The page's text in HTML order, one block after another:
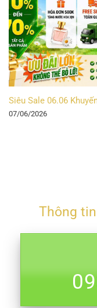
Siêu Sale 06.06
07/06/2026
Thông